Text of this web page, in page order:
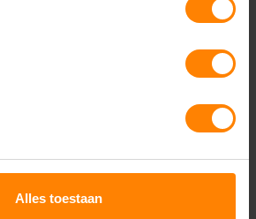
Alles toestaan